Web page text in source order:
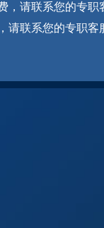
，请联系您的专职
请联系您的专职客